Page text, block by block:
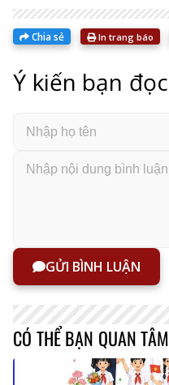
Chia sẻ In trang báo
Ý kiến bạn đọc
GỬI BÌNH LUẬN
CÓ THỂ BẠN QUAN TÂM